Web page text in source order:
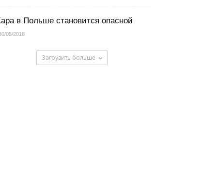
в Польше становится опасной
05/2018
Загрузить больше